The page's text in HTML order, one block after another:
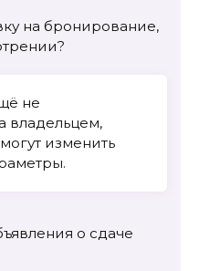
на бронирование,
не
владельцем,
изменить
о сдаче